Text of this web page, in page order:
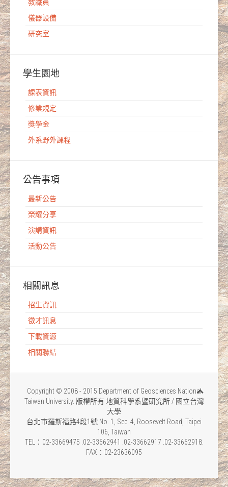
教職員
儀器設備
研究室
學生園地
課表資訊
修業規定
獎學金
外系野外課程
公告事項
最新公告
榮耀分享
演講資訊
活動公告
相關訊息
招生資訊
徵才訊息
下載資源
相關聯結
Copyright © 2008 - 2015 Department of Geosciences National
Taiwan University. 版權所有 地質科學系暨研究所 / 國立台灣
大學
台北市羅斯福路4段1號 No. 1, Sec. 4, Roosevelt Road, Taipei
106, Taiwan
TEL：02-33669475 .02-33662941 .02-33662917 .02-33662918.
FAX：02-23636095